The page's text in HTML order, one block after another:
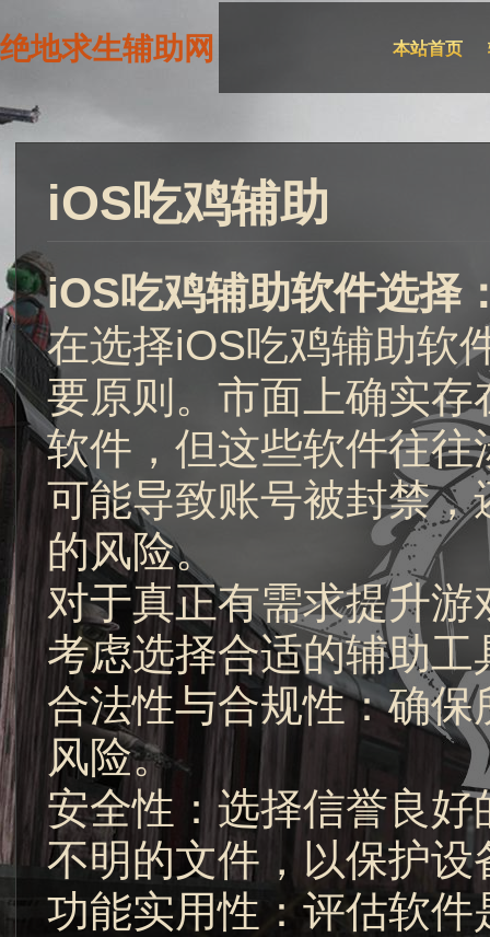
绝地求生辅助网 本站首页
iOS吃鸡辅助
iOS吃鸡辅助软件选择
在选择iOS吃鸡辅助软
要原则。市面上确实
软件，但这些软件往
可能导致账号被封禁
的风险。
对于真正有需求提升
考虑选择合适的辅助工
合法性与合规性：确
风险。
安全性：选择信誉良
不明的文件，以保护
功能实用性：评估软